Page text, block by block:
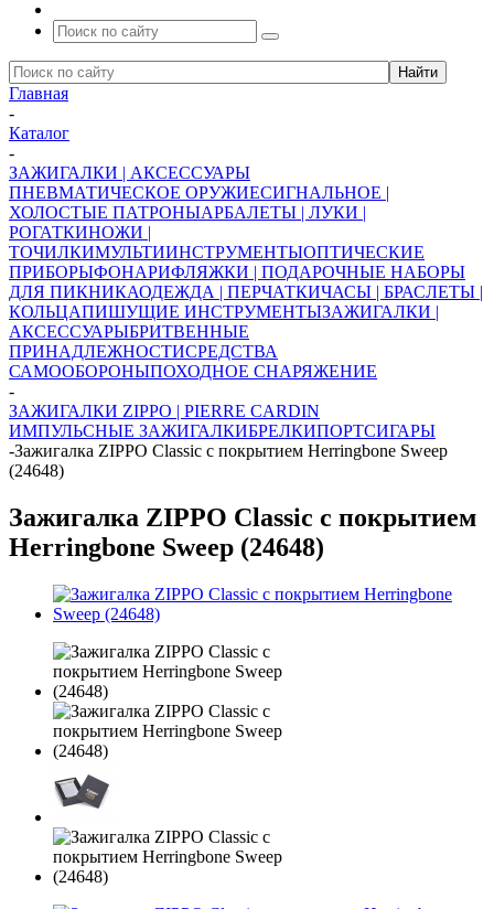
Главная
-
Каталог
-
ЗАЖИГАЛКИ | АКСЕССУАРЫ
ПНЕВМАТИЧЕСКОЕ ОРУЖИЕСИГНАЛЬНОЕ |
ХОЛОСТЫЕ ПАТРОНЫАРБАЛЕТЫ | ЛУКИ |
РОГАТКИНОЖИ |
ТОЧИЛКИМУЛЬТИИНСТРУМЕНТЫОПТИЧЕСКИЕ
ПРИБОРЫФОНАРИФЛЯЖКИ | ПОДАРОЧНЫЕ НАБОРЫ
ДЛЯ ПИКНИКАОДЕЖДА | ПЕРЧАТКИЧАСЫ | БРАСЛЕТЫ |
КОЛЬЦАПИШУЩИЕ ИНСТРУМЕНТЫЗАЖИГАЛКИ |
АКСЕССУАРЫБРИТВЕННЫЕ
ПРИНАДЛЕЖНОСТИСРЕДСТВА
САМООБОРОНЫПОХОДНОЕ СНАРЯЖЕНИЕ
-
ЗАЖИГАЛКИ ZIPPO | PIERRE CARDIN
ИМПУЛЬСНЫЕ ЗАЖИГАЛКИБРЕЛКИПОРТСИГАРЫ
-Зажигалка ZIPPO Classic с покрытием Herringbone Sweep
(24648)
Зажигалка ZIPPO Classic с покрытием
Herringbone Sweep (24648)